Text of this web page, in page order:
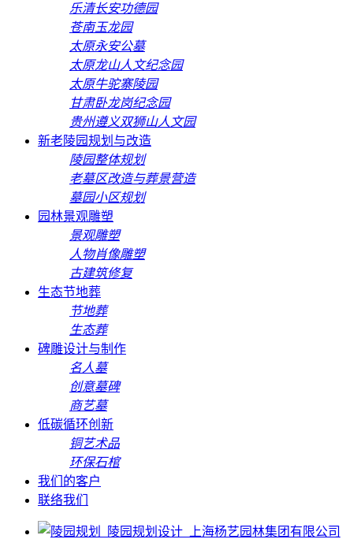
乐清长安功德园
苍南玉龙园
太原永安公墓
太原龙山人文纪念园
太原牛驼寨陵园
甘肃卧龙岗纪念园
贵州遵义双狮山人文园
新老陵园规划与改造
陵园整体规划
老墓区改造与葬景营造
墓园小区规划
园林景观雕塑
景观雕塑
人物肖像雕塑
古建筑修复
生态节地葬
节地葬
生态葬
碑雕设计与制作
名人墓
创意墓碑
商艺墓
低碳循环创新
铜艺术品
环保石棺
我们的客户
联络我们